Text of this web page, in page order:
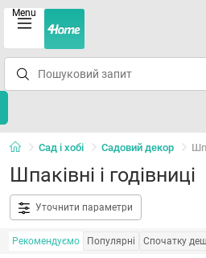
Menu
Сад і хобі Садовий декор
Шпаківні і годівниці
Уточнити параметри
Рекомендуємо Популярні Спочатку